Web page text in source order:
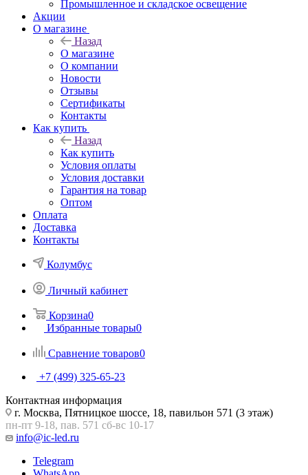
Промышленное и складское освещение
Акции
О магазине
Назад
О магазине
О компании
Новости
Отзывы
Сертификаты
Контакты
Как купить
Назад
Как купить
Условия оплаты
Условия доставки
Гарантия на товар
Оптом
Оплата
Доставка
Контакты
Колумбус
Личный кабинет
Корзина0
Избранные товары0
Сравнение товаров0
+7 (499) 325-65-23
Контактная информация
г. Москва, Пятницкое шоссе, 18, павильон 571 (3 этаж)
пн-пт 9-18, пав. 571 сб-вс 10-17
info@ic-led.ru
Telegram